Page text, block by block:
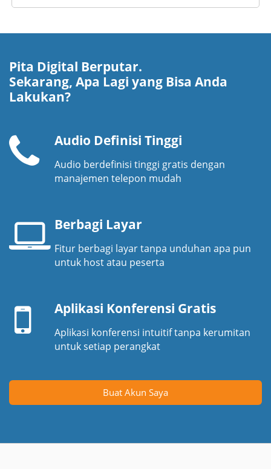
Pita Digital Berputar.
Sekarang, Apa Lagi yang Bisa Anda
Lakukan?
Pesawat
Audio Definisi Tinggi
Audio berdefinisi tinggi gratis dengan
manajemen telepon mudah
Berbagi Layar
Fitur berbagi layar tanpa unduhan apa pun
untuk host atau peserta
selulerAplikasi Konferensi Gratis
Aplikasi konferensi intuitif tanpa kerumitan
untuk setiap perangkat
Buat Akun Saya